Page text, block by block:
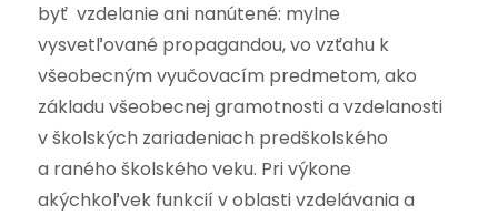
byť vzdelanie ani nanútené: mylne
vysvetľované propagandou, vo vzťahu k
všeobecným vyučovacím predmetom, ako
základu všeobecnej gramotnosti a vzdelanosti
v školských zariadeniach predškolského
a raného školského veku. Pri výkone
akýchkoľvek funkcií v oblasti vzdelávania a